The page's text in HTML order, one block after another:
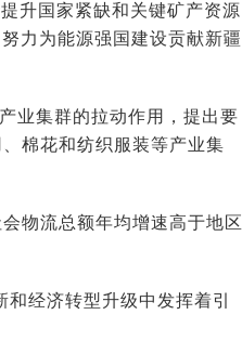
升国家紧缺和关键矿产资源
力为能源强国建设贡献新疆
业集群的拉动作用，提出要
棉花和纺织服装等产业集
物流总额年均增速高于地区
经济转型升级中发挥着引